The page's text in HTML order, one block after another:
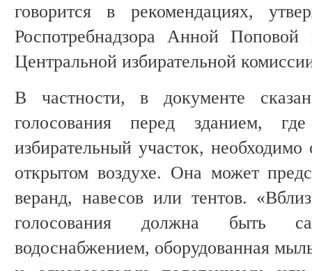
говорится в рекомендациях,
Роспотребнадзора Анной Поповой
Центральной избирательной
В частности, в документе
голосования перед зданием,
избирательный участок,
открытом воздухе. Она может
веранд, навесов или тентов.
голосования должна быть
водоснабжением, оборудованная